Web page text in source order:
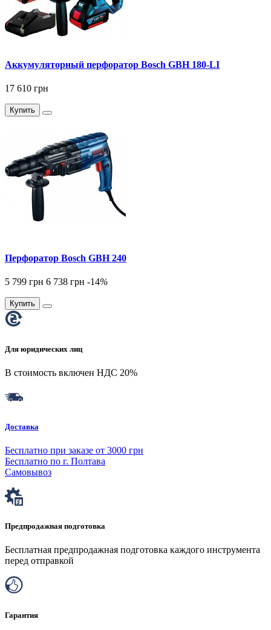
Аккумуляторный перфоратор Bosch GBH 180-LI
17 610 грн
Купить
Перфоратор Bosch GBH 240
5 799 грн 6 738 грн -14%
Купить
Для юридических лиц
В стоимость включен НДС 20%
Доставка
Бесплатно при заказе от 3000 грн
Бесплатно по г. Полтава
Самовывоз
Предпродажная подготовка
Бесплатная предпродажная подготовка каждого инструмента
перед отправкой
Гарантия